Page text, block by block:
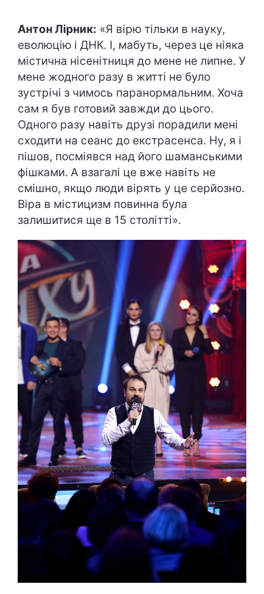
Антон Лірник: «Я вірю тільки в науку,
еволюцію і ДНК. І, мабуть, через це ніяка
містична нісенітниця до мене не липне. У
мене жодного разу в житті не було
зустрічі з чимось паранормальним. Хоча
сам я був готовий завжди до цього.
Одного разу навіть друзі порадили мені
сходити на сеанс до екстрасенса. Ну, я і
пішов, посміявся над його шаманськими
фішками. А взагалі це вже навіть не
смішно, якщо люди вірять у це серйозно.
Віра в містицизм повинна була
залишитися ще в 15 столітті».